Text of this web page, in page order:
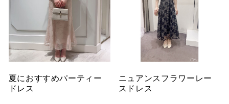
夏におすすめパーティー
ドレス
ニュアンスフラワーレー
スドレス